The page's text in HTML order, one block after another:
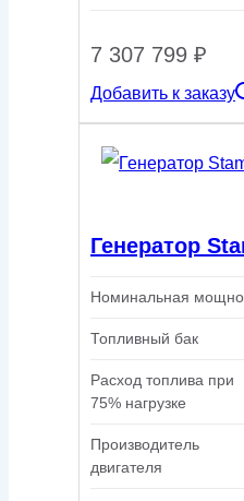
7 307 799 ₽
Добавить к заказу
Генератор
Номинальная
Топливный бак
Расход топлива при
75% нагрузке
Производитель
двигателя